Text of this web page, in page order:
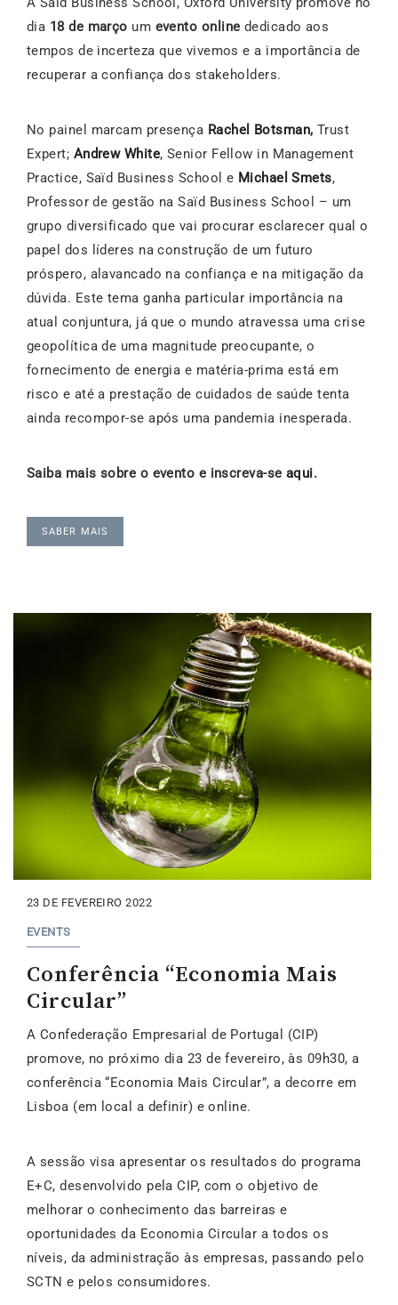
dia 18 de março um evento online dedicado aos
tempos de incerteza que vivemos e a importância de
recuperar a confiança dos stakeholders.
No painel marcam presença Rachel Botsman, Trust
Expert; Andrew White, Senior Fellow in Management
Practice, Saïd Business School e Michael Smets,
Professor de gestão na Saïd Business School – um
grupo diversificado que vai procurar esclarecer qual o
papel dos líderes na construção de um futuro
próspero, alavancado na confiança e na mitigação da
dúvida. Este tema ganha particular importância na
atual conjuntura, já que o mundo atravessa uma crise
geopolítica de uma magnitude preocupante, o
fornecimento de energia e matéria-prima está em
risco e até a prestação de cuidados de saúde tenta
ainda recompor-se após uma pandemia inesperada.
Saiba mais sobre o evento e inscreva-se aqui.
SABER MAIS
23 DE FEVEREIRO 2022
EVENTS
Conferência “Economia Mais
Circular”
A Confederação Empresarial de Portugal (CIP)
promove, no próximo dia 23 de fevereiro, às 09h30, a
conferência “Economia Mais Circular”, a decorre em
Lisboa (em local a definir) e online.
A sessão visa apresentar os resultados do programa
E+C, desenvolvido pela CIP, com o objetivo de
melhorar o conhecimento das barreiras e
oportunidades da Economia Circular a todos os
níveis, da administração às empresas, passando pelo
SCTN e pelos consumidores.